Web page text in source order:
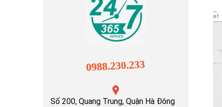
0988.230.233
Số 200, Quang Trung, Quận Hà Đông